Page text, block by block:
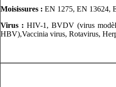
Moisissures : EN 1275, EN 13624,
Virus : HIV-1, BVDV (virus
HBV),Vaccinia virus, Rotavirus,